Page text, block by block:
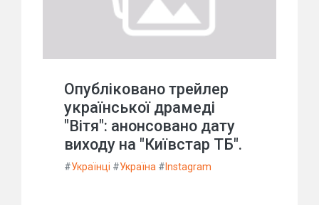
Опубліковано трейлер
української драмеді
"Вітя": анонсовано дату
виходу на "Київстар ТБ".
#Українці #Україна # Instagram